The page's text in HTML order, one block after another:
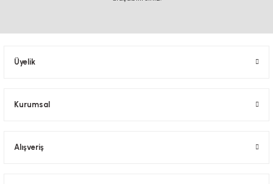
Üyelik
Kurumsal
Alışveriş